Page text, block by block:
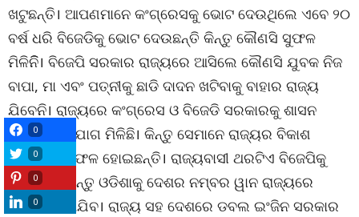
ଖଟୁଛନ୍ତି। ଆପଣମାନେ କଂଗ୍ରେସକୁ ଭୋଟ ଦେଉଥିଲେ ଏବେ ୨୦
ବର୍ଷ ଧରି ବିଜେଡିକୁ ଭୋଟ ଦେଉଛନ୍ତି କିନ୍ତୁ କୌଣସି ସୁଫଳ
ମିଳିନିି। ବିଜେପି ସରକାର ରାଜ୍ୟରେ ଆସିଲେ କୌଣସି ଯୁବକ ନିଜ
ବାପା, ମା ଏବଂ ପତ୍ନୀକୁ ଛାଡି ଦାଦନ ଖଟିବାକୁ ବାହାର ରାଜ୍ୟ
ଯିବେନି। ରାଜ୍ୟରେ କଂଗ୍ରେସ ଓ ବିଜେଡି ସରକାରକୁ ଶାସନ
କରିବାର ସୁଯୋଗ ମିଳିଛି। କିନ୍ତୁ ସେମାନେ ରାଜ୍ୟର ବିକାଶ
କରିବାରେ ବିଫଳ ହୋଇଛନ୍ତି। ରାଜ୍ୟବାସୀ ଥରଟିଏ ବିଜେପିକୁ
ସୁଯୋଗ ଦିଅନ୍ତୁ ଓଡିଶାକୁ ଦେଶର ନମ୍ବର ୱାନ ରାଜ୍ୟରେ
ପରିଣତ କରାଯିବ। ରାଜ୍ୟ ସହ ଦେଶରେ ଡବଲ ଇଂଜିନ ସରକାର
0
0
0
0